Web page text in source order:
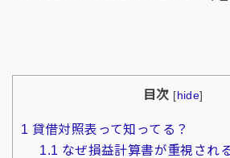
目次 [hide]
1 貸借対照表って知ってる？
1.1 なぜ損益計算書が重視され